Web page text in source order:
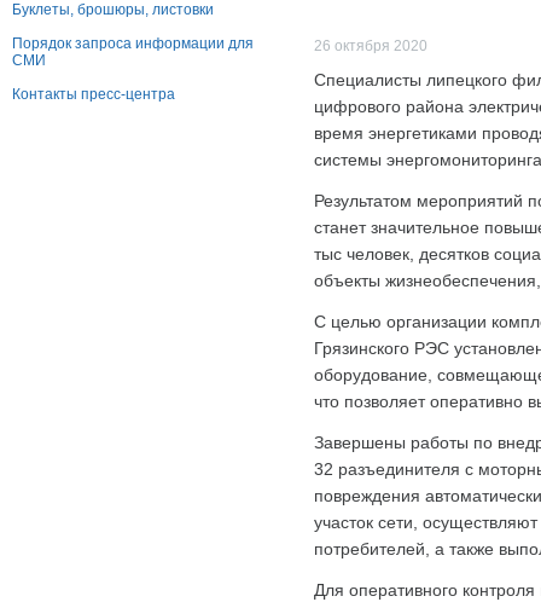
Буклеты, брошюры, листовки
Порядок запроса информации для
СМИ
Контакты пресс-центра
26 октября 2020
Специалисты липецкого
цифрового района
время энергетиками
системы
Результатом мероприятий
станет значительное
тыс человек, десятков
объекты
С целью организации
Грязинского РЭС
оборудование,
что позволяет оперативно
Завершены работы по
32 разъединителя с
повреждения
участок сети,
потребителей, а также
Для оперативного